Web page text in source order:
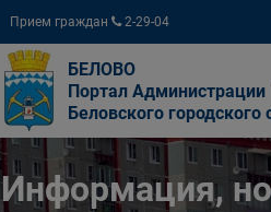
Прием граждан 2-29-04
БЕЛОВО
Портал Администрации
Беловского городского
Информация,